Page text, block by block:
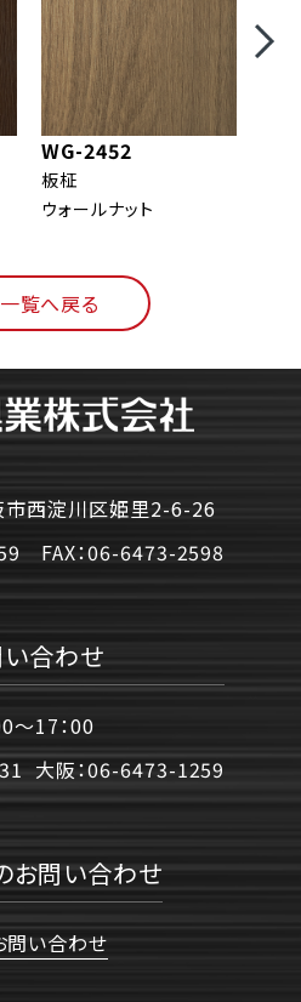
WG-2452
板柾
ウォールナット
覧へ戻る
西淀川区姫里2-6-26
FAX：06-6473-2598
合わせ
〜17：00
大阪：06-6473-1259
お問い合わせ
問い合わせ